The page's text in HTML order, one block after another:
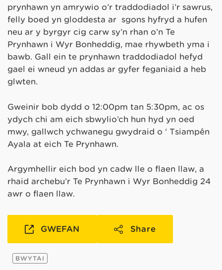
prynhawn yn amrywio o’r traddodiadol i’r sawrus,
felly boed yn gloddesta ar sgons hyfryd a hufen
neu ar y byrgyr cig carw sy’n rhan o’n Te
Prynhawn i Wŷr Bonheddig, mae rhywbeth yma i
bawb. Gall ein te prynhawn traddodiadol hefyd
gael ei wneud yn addas ar gyfer feganiaid a heb
glwten.
Gweinir bob dydd o 12:00pm tan 5:30pm, ac os
ydych chi am eich sbwylio’ch hun hyd yn oed
mwy, gallwch ychwanegu gwydraid o ‘ Tsiampên
Ayala at eich Te Prynhawn.
Argymhellir eich bod yn cadw lle o flaen llaw, a
rhaid archebu’r Te Prynhawn i Wŷr Bonheddig 24
awr o flaen llaw.
GWEFAN Share
BWYTAI